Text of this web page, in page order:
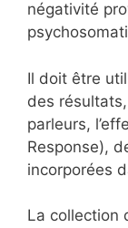
négativité
Il doit être
des
parleurs,
Response),
incorporées
La collection